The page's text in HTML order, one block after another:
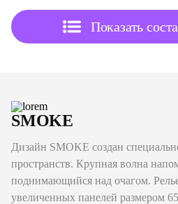
Показать
SMOKE
Дизайн SMOKE создан
пространств. Крупная волна
поднимающийся над очагом.
увеличенных панелей размером